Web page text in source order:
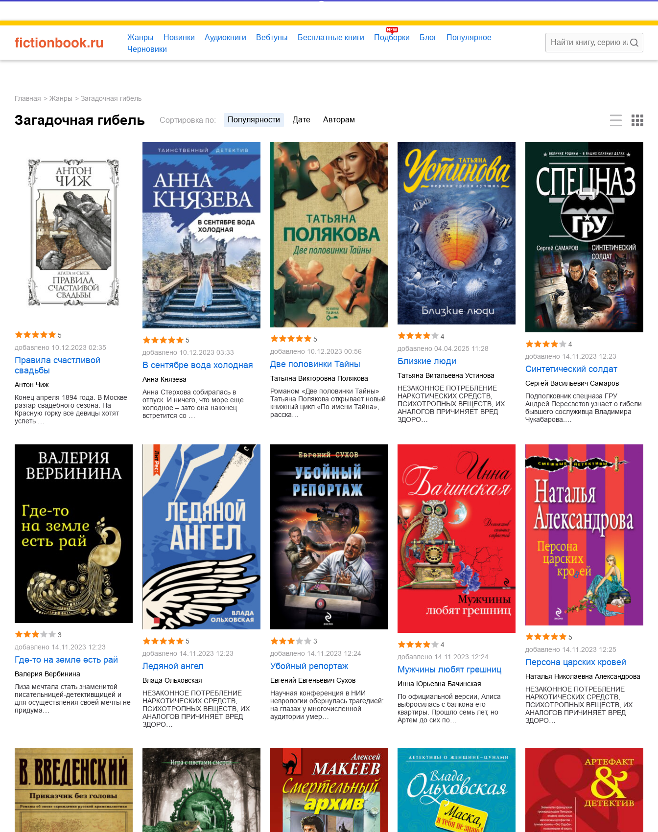
Жанры Новинки Аудиокниги Вебтуны Бесплатные книги Подборки Блог
Популярное
Черновики
Главная Жанры Загадочная гибель
Загадочная гибель Сортировка по: Популярности Дате Авторам
5
добавлено 10.12.2023 02:35
Правила счастливой
свадьбы
Антон Чиж
Конец апреля 1894 года. В Москве
разгар свадебного сезона. На
Красную горку все девицы хотят
успеть …
5
добавлено 10.12.2023 03:33
В сентябре вода холодная
Анна Князева
Анна Стерхова собиралась в
отпуск. И ничего, что море еще
холодное – зато она наконец
встретится со …
5
добавлено 10.12.2023 00:56
Две половинки Тайны
Татьяна Викторовна Полякова
Романом «Две половинки Тайны»
Татьяна Полякова открывает новый
книжный цикл «По имени Тайна»,
расска…
4
добавлено04.04.2025 11:28
Близкие люди
Татьяна Витальевна Устинова
НЕЗАКОННОЕ ПОТРЕБЛЕНИЕ
НАРКОТИЧЕСКИХ СРЕДСТВ,
ПСИХОТРОПНЫХ ВЕЩЕСТВ, ИХ
АНАЛОГОВ ПРИЧИНЯЕТ ВРЕД
ЗДОРО…
4
добавлено 14.11.2023 12:23
Синтетический солдат
Сергей Васильевич Самаров
Подполковник спецназа ГРУ
Андрей Пересветов узнает о гибели
бывшего сослуживца Владимира
Чукабарова.…
3
добавлено 14.11.2023 12:23
Где-то на земле есть рай
Валерия Вербинина
Лиза мечтала стать знаменитой
писательницей-детективщицей и
для осуществления своей мечты не
придума…
5
добавлено 14.11.2023 12:23
Ледяной ангел
Влада Ольховская
НЕЗАКОННОЕ ПОТРЕБЛЕНИЕ
НАРКОТИЧЕСКИХ СРЕДСТВ,
ПСИХОТРОПНЫХ ВЕЩЕСТВ, ИХ
АНАЛОГОВ ПРИЧИНЯЕТ ВРЕД
ЗДОРО…
3
добавлено 14.11.2023 12:24
Убойный репортаж
Евгений Евгеньевич Сухов
Научная конференция в НИИ
неврологии обернулась трагедией:
на глазах у многочисленной
аудитории умер…
4
добавлено 14.11.2023 12:24
Мужчины любят грешниц
Инна Юрьевна Бачинская
По официальной версии, Алиса
выбросилась с балкона его
квартиры. Прошло семь лет, но
Артем до сих по…
5
добавлено 14.11.2023 12:25
Персона царских кровей
Наталья Николаевна Александрова
НЕЗАКОННОЕ ПОТРЕБЛЕНИЕ
НАРКОТИЧЕСКИХ СРЕДСТВ,
ПСИХОТРОПНЫХ ВЕЩЕСТВ, ИХ
АНАЛОГОВ ПРИЧИНЯЕТ ВРЕД
ЗДОРО…